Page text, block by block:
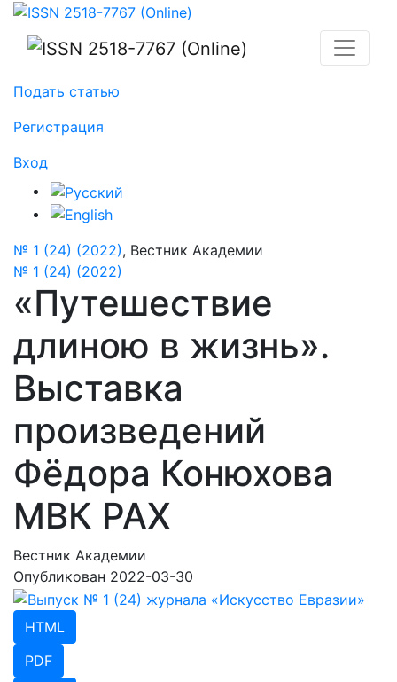
«Путешествие длиною в жизнь». Выставка
Подать статью
Регистрация
Вход
№ 1 (24) (2022), Вестник Академии
№ 1 (24) (2022)
«Путешествие
длиною в жизнь».
Выставка
произведений
Фёдора Конюхова
МВК РАХ
Вестник Академии
Опубликован 2022-03-30
HTML
PDF